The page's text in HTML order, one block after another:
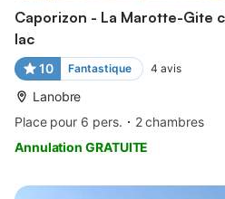
Caporizon - La Marotte-Gite
lac
10 Fantastique 4 avis
Lanobre
Place pour 6 pers.
2 chambres
Annulation GRATUITE